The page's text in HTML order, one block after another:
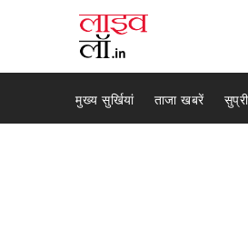
मुख्य सुर्खियां ताजा खबरें